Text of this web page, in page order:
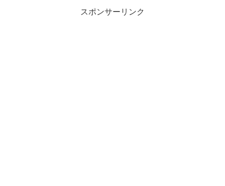
スポンサーリンク